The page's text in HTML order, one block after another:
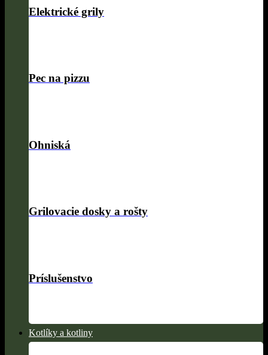
Elektrické grily
Pec na pizzu
Ohniská
Grilovacie dosky a rošty
Príslušenstvo
Kotlíky a kotliny